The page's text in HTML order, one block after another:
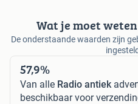
Wat je moet
De onderstaande waarden zijn
57,9%
Van alle Radio antiek
beschikbaar voor